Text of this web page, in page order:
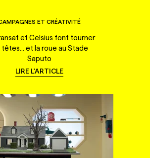
ET CRÉATIVITÉ
et Celsius font tourner
têtes... et la roue au Stade
Saputo
LIRE L'ARTICLE